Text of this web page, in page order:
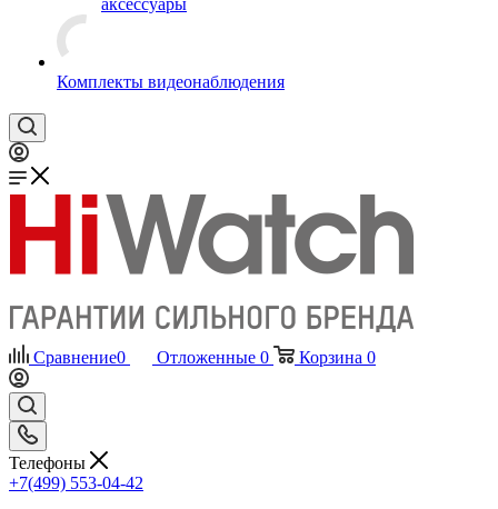
аксессуары
Комплекты видеонаблюдения
Сравнение0 Отложенные 0 Корзина 0
Телефоны
+7(499) 553-04-42